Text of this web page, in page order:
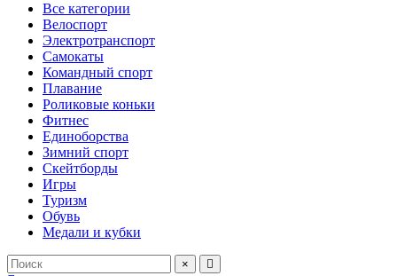
Все категории
Велоспорт
Электротранспорт
Самокаты
Командный спорт
Плавание
Роликовые коньки
Фитнес
Единоборства
Зимний спорт
Скейтборды
Игры
Туризм
Обувь
Медали и кубки
×